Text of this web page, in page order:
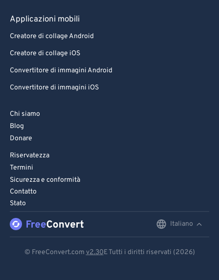
Applicazioni mobili
Creatore di collage Android
Creatore di collage iOS
Convertitore di immagini Android
Convertitore di immagini iOS
Chi siamo
Blog
Donare
Riservatezza
Termini
Sicurezza e conformità
Contatto
Stato
Italiano
© FreeConvert.com v2.30E Tutti i diritti riservati (2026)